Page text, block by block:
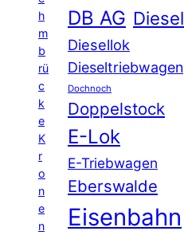
h
m
b
rü
c
k
e
K
r
o
n
e
n
DB AG Diesel
Diesellok
Dieseltriebwagen
Dochnoch
Doppelstock
E-Lok
E-Triebwagen
Eberswalde
Eisenbahn